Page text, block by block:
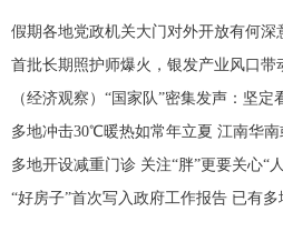
假期各地党政机关大门对外开放有何深
首批长期照护师爆火，银发产业风口带
（经济观察）“国家队”密集发声：坚定
多地冲击30℃暖热如常年立夏 江南华
多地开设减重门诊 关注“胖”更要关心“
“好房子”首次写入政府工作报告 已有